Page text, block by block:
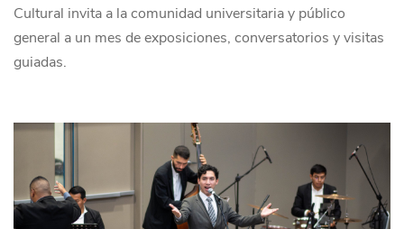
Cultural invita a la comunidad universitaria y público
general a un mes de exposiciones, conversatorios y visitas
guiadas.